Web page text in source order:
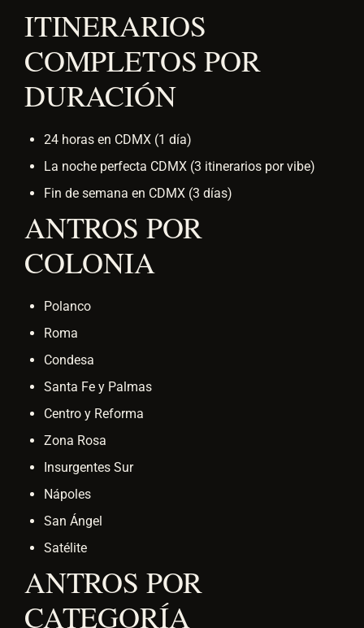
ITINERARIOS
COMPLETOS POR
DURACIÓN
24 horas en CDMX (1 día)
La noche perfecta CDMX (3 itinerarios por vibe)
Fin de semana en CDMX (3 días)
ANTROS POR
COLONIA
Polanco
Roma
Condesa
Santa Fe y Palmas
Centro y Reforma
Zona Rosa
Insurgentes Sur
Nápoles
San Ángel
Satélite
ANTROS POR
CATEGORÍA